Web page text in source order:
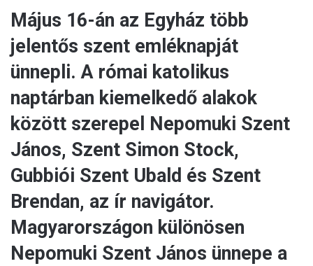
Május 16-án az Egyház több
jelentős szent emléknapját
ünnepli. A római katolikus
naptárban kiemelkedő alakok
között szerepel Nepomuki Szent
János, Szent Simon Stock,
Gubbiói Szent Ubald és Szent
Brendan, az ír navigátor.
Magyarországon különösen
Nepomuki Szent János ünnepe a